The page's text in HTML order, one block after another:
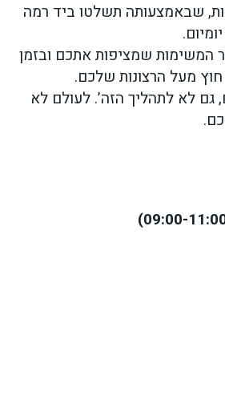
שבאמצעותה תשלטו ביד רמה
המשימות שמציפות אתכם ובזמן
מעל הרצונות שלכם.
גם לא לתהליך הזה’. לעולם לא